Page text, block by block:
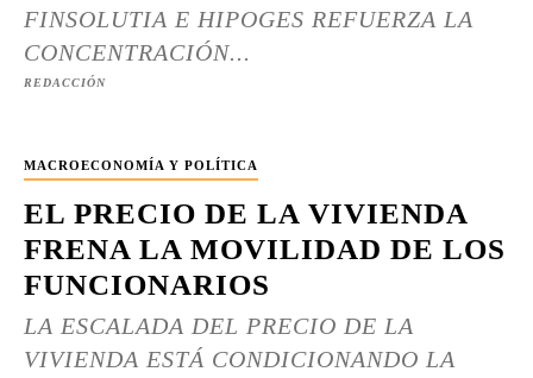
FINSOLUTIA E HIPOGES REFUERZA LA
CONCENTRACIÓN...
REDACCIÓN
MACROECONOMÍA Y POLÍTICA
EL PRECIO DE LA VIVIENDA
FRENA LA MOVILIDAD DE LOS
FUNCIONARIOS
LA ESCALADA DEL PRECIO DE LA
VIVIENDA ESTÁ CONDICIONANDO LA